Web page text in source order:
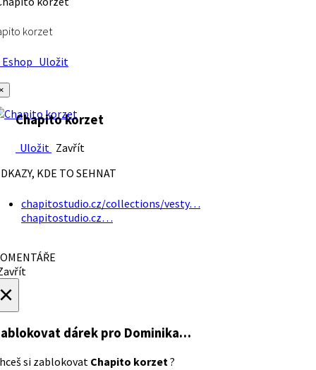
korzet
Uložit
Chapito korzet
Uložit Zavřít
KDE TO SEHNAT
chapitostudio.cz/collections/vesty…
chapitostudio.cz…
dárek pro Dominika…
si zablokovat Chapito korzet?